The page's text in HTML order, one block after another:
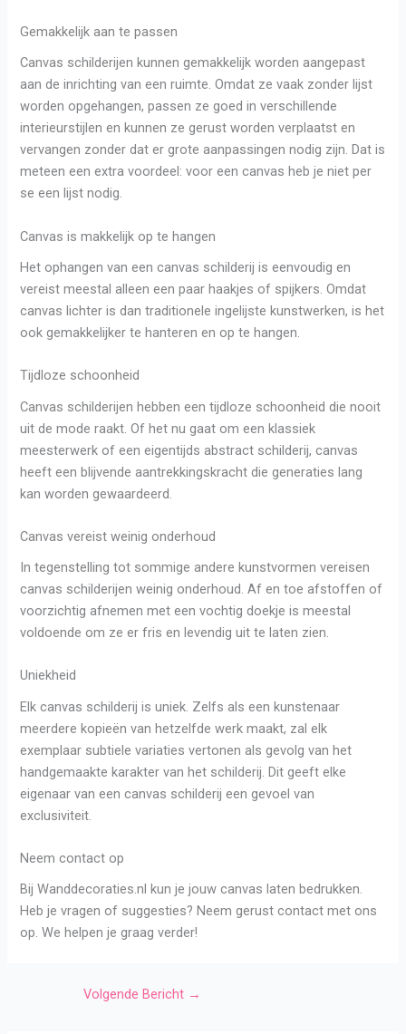
Gemakkelijk aan te passen
Canvas schilderijen kunnen gemakkelijk worden aangepast
aan de inrichting van een ruimte. Omdat ze vaak zonder lijst
worden opgehangen, passen ze goed in verschillende
interieurstijlen en kunnen ze gerust worden verplaatst en
vervangen zonder dat er grote aanpassingen nodig zijn. Dat is
meteen een extra voordeel: voor een canvas heb je niet per
se een lijst nodig.
Canvas is makkelijk op te hangen
Het ophangen van een canvas schilderij is eenvoudig en
vereist meestal alleen een paar haakjes of spijkers. Omdat
canvas lichter is dan traditionele ingelijste kunstwerken, is het
ook gemakkelijker te hanteren en op te hangen.
Tijdloze schoonheid
Canvas schilderijen hebben een tijdloze schoonheid die nooit
uit de mode raakt. Of het nu gaat om een klassiek
meesterwerk of een eigentijds abstract schilderij, canvas
heeft een blijvende aantrekkingskracht die generaties lang
kan worden gewaardeerd.
Canvas vereist weinig onderhoud
In tegenstelling tot sommige andere kunstvormen vereisen
canvas schilderijen weinig onderhoud. Af en toe afstoffen of
voorzichtig afnemen met een vochtig doekje is meestal
voldoende om ze er fris en levendig uit te laten zien.
Uniekheid
Elk canvas schilderij is uniek. Zelfs als een kunstenaar
meerdere kopieën van hetzelfde werk maakt, zal elk
exemplaar subtiele variaties vertonen als gevolg van het
handgemaakte karakter van het schilderij. Dit geeft elke
eigenaar van een canvas schilderij een gevoel van
exclusiviteit.
Neem contact op
Bij Wanddecoraties.nl kun je jouw canvas laten bedrukken.
Heb je vragen of suggesties? Neem gerust contact met ons
op. We helpen je graag verder!
Volgende Bericht →